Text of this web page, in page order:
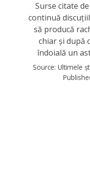
Surse citate
continuă
să producă
chiar și după
îndoială un
Source: Ultimele